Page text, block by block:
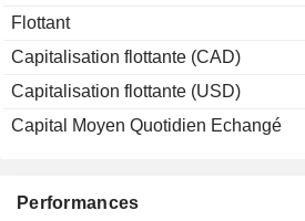
Performances
Flottant
Capitalisation flottante (CAD)
Capitalisation flottante (USD)
Capital Moyen Quotidien Echangé
1989
+13,33%
1988
-4,76%
1987
1985